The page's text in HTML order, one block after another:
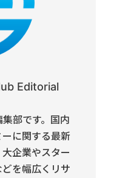
Editorial
部です。国内
に関する最新
企業やスター
を幅広くリサ